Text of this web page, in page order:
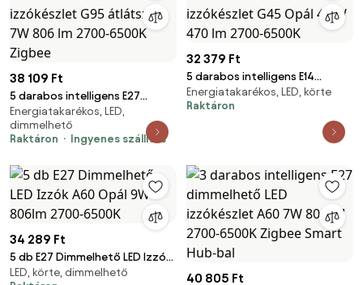
38 109 Ft
5 darabos intelligens E27
dimmelhető LED izzókészlet
G95 átlátszó 7W 806 lm 2700-
6500K Zigbee
Energiatakarékos, LED,
dimmelhető
Raktáron
Ingyenes szállítás
32 379 Ft
5 darabos intelligens E14
dimmelhető LED izzókészlet
G45 Opál 4,9W 470 lm 2700-
Energiatakarékos, LED, körte
Raktáron
34 289 Ft
5 db E27 Dimmelhető LED Izzók
A60 Opál 9W 806lm 2700-
LED, körte, dimmelhető
40 805 Ft